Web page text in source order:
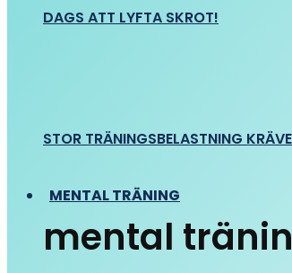
DAGS ATT LYFTA SKROT!
STOR TRÄNINGSBELASTNING
MENTAL TRÄNING
mental